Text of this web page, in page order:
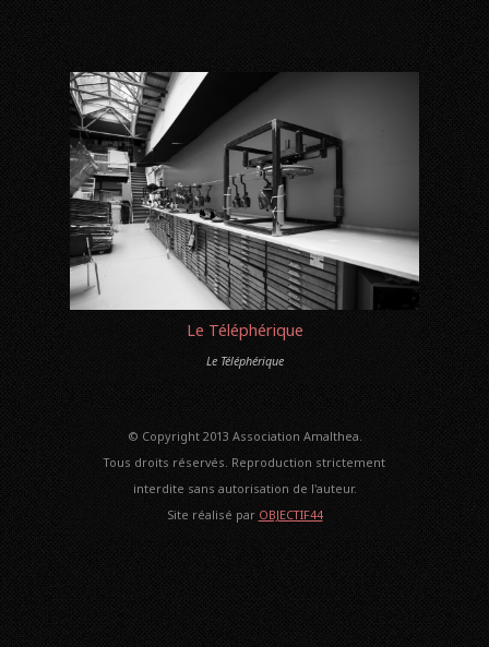
Le Téléphérique
Le Téléphérique
© Copyright 2013 Association Amalthea.
Tous droits réservés. Reproduction strictement
interdite sans autorisation de l'auteur.
Site réalisé par OBJECTIF44